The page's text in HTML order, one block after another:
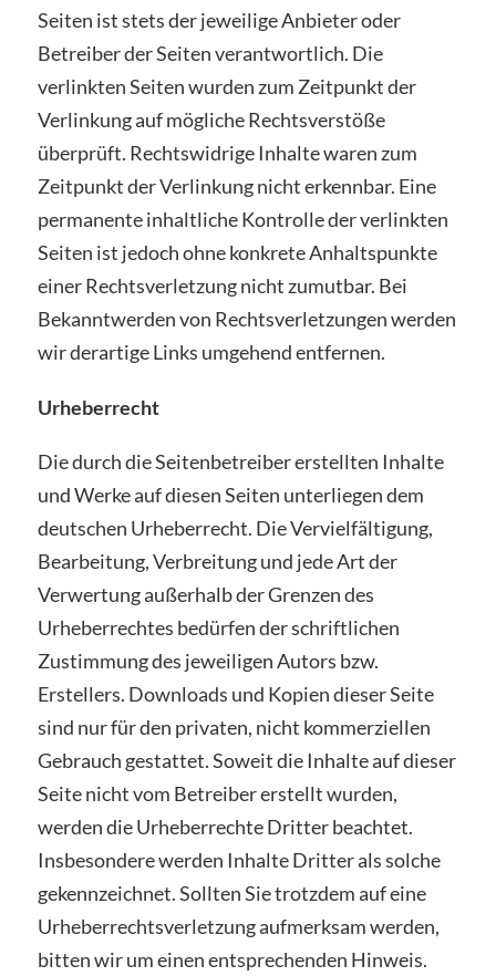
Seiten ist stets der jeweilige Anbieter oder
Betreiber der Seiten verantwortlich. Die
verlinkten Seiten wurden zum Zeitpunkt der
Verlinkung auf mögliche Rechtsverstöße
überprüft. Rechtswidrige Inhalte waren zum
Zeitpunkt der Verlinkung nicht erkennbar. Eine
permanente inhaltliche Kontrolle der verlinkten
Seiten ist jedoch ohne konkrete Anhaltspunkte
einer Rechtsverletzung nicht zumutbar. Bei
Bekanntwerden von Rechtsverletzungen werden
wir derartige Links umgehend entfernen.
Urheberrecht
Die durch die Seitenbetreiber erstellten Inhalte
und Werke auf diesen Seiten unterliegen dem
deutschen Urheberrecht. Die Vervielfältigung,
Bearbeitung, Verbreitung und jede Art der
Verwertung außerhalb der Grenzen des
Urheberrechtes bedürfen der schriftlichen
Zustimmung des jeweiligen Autors bzw.
Erstellers. Downloads und Kopien dieser Seite
sind nur für den privaten, nicht kommerziellen
Gebrauch gestattet. Soweit die Inhalte auf dieser
Seite nicht vom Betreiber erstellt wurden,
werden die Urheberrechte Dritter beachtet.
Insbesondere werden Inhalte Dritter als solche
gekennzeichnet. Sollten Sie trotzdem auf eine
Urheberrechtsverletzung aufmerksam werden,
bitten wir um einen entsprechenden Hinweis.